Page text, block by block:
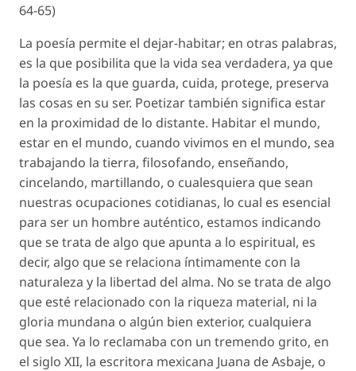
64-65)
La poesía permite el dejar-habitar; en otras palabras,
es la que posibilita que la vida sea verdadera, ya que
la poesía es la que guarda, cuida, protege, preserva
las cosas en su ser. Poetizar también significa estar
en la proximidad de lo distante. Habitar el mundo,
estar en el mundo, cuando vivimos en el mundo, sea
trabajando la tierra, filosofando, enseñando,
cincelando, martillando, o cualesquiera que sean
nuestras ocupaciones cotidianas, lo cual es esencial
para ser un hombre auténtico, estamos indicando
que se trata de algo que apunta a lo espiritual, es
decir, algo que se relaciona íntimamente con la
naturaleza y la libertad del alma. No se trata de algo
que esté relacionado con la riqueza material, ni la
gloria mundana o algún bien exterior, cualquiera
que sea. Ya lo reclamaba con un tremendo grito, en
el siglo XII, la escritora mexicana Juana de Asbaje, o